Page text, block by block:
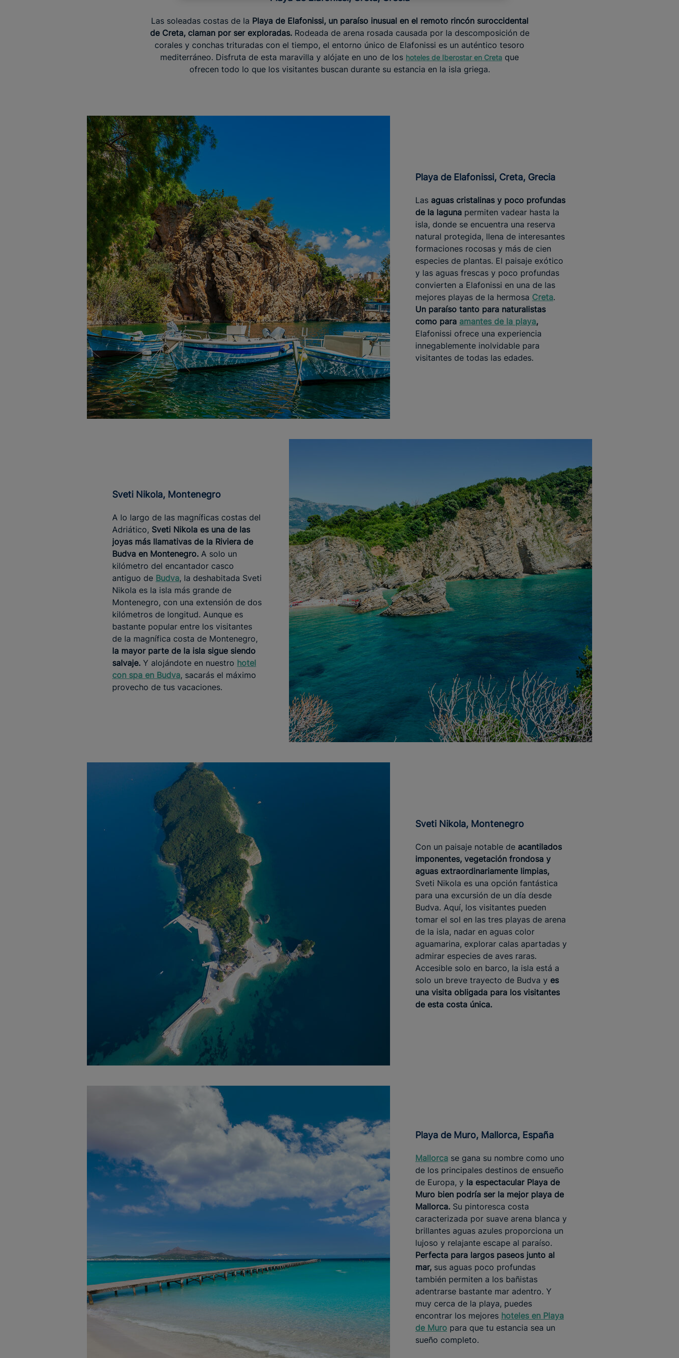
Las soleadas costas de la Playa de Elafonissi, un paraíso inusual en el remoto rincón suroccidental
de Creta, claman por ser exploradas.Rodeada de arena rosada causada por la descomposición de
corales y conchas trituradas con el tiempo, el entorno único de Elafonissi es un auténtico tesoro
mediterráneo. Disfruta de esta maravilla y alójate en uno de los hoteles de Iberostar en Creta que
ofrecen todo lo que los visitantes buscan durante su estancia en la isla griega.
Playa de Elafonissi, Creta, Grecia
Las aguas cristalinas y poco profundas
de la laguna permiten vadear hasta la
isla, donde se encuentra una reserva
natural protegida, llena de interesantes
formaciones rocosas y más de cien
especies de plantas. El paisaje exótico
y las aguas frescas y poco profundas
convierten a Elafonissi en una de las
mejores playas de la hermosa Creta.
Un paraíso tanto para naturalistas
como para amantes de la playa,
Elafonissi ofrece una experiencia
innegablemente inolvidable para
visitantes de todas las edades.
Sveti Nikola, Montenegro
A lo largo de las magníficas costas del
Adriático, Sveti Nikola es una de las
joyas más llamativas de la Riviera de
Budva en Montenegro. A solo un
kilómetro del encantador casco
antiguo de Budva, la deshabitada Sveti
Nikola es la isla más grande de
Montenegro, con una extensión de dos
kilómetros de longitud. Aunque es
bastante popular entre los visitantes
de la magnífica costa de Montenegro,
la mayor parte de la isla sigue siendo
salvaje. Y alojándote en nuestro hotel
con spa en Budva, sacarás el máximo
provecho de tus vacaciones.
Sveti Nikola, Montenegro
Con un paisaje notable de acantilados
imponentes, vegetación frondosa y
aguas extraordinariamente limpias,
Sveti Nikola es una opción fantástica
para una excursión de un día desde
Budva. Aquí, los visitantes pueden
tomar el sol en las tres playas de arena
de la isla, nadar en aguas color
aguamarina, explorar calas apartadas y
admirar especies de aves raras.
Accesible solo en barco, la isla está a
solo un breve trayecto de Budva y es
una visita obligada para los visitantes
de esta costa única.
Playa de Muro, Mallorca, España
Mallorca se gana su nombre como uno
de los principales destinos de ensueño
de Europa, y la espectacular Playa de
Muro bien podría ser la mejor playa de
Mallorca. Su pintoresca costa
caracterizada por suave arena blanca y
brillantes aguas azules proporciona un
lujoso y relajante escape al paraíso.
Perfecta para largos paseos junto al
mar, sus aguas poco profundas
también permiten a los bañistas
adentrarse bastante mar adentro. Y
muy cerca de la playa, puedes
encontrar los mejores hoteles en Playa
de Muro para que tu estancia sea un
sueño completo.